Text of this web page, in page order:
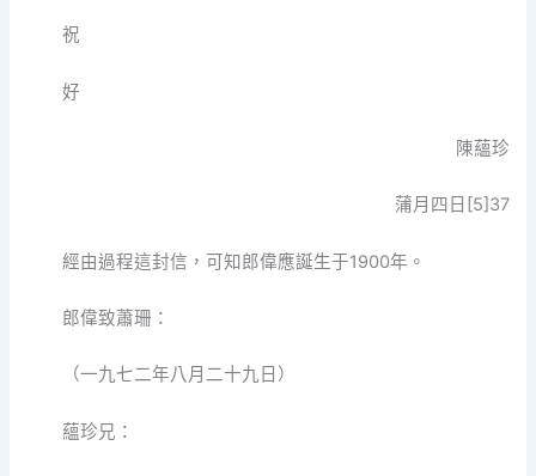
祝
好
陳蘊珍
蒲月四日[5]37
經由過程這封信，可知郎偉應誕生于1900年。
郎偉致蕭珊：
（一九七二年八月二十九日）
蘊珍兄：